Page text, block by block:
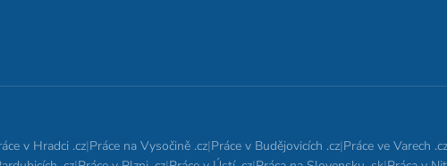
v Hradci .cz|Práce na Vysočině .cz|Práce v Budějovicích .cz|Práce ve Varech .cz